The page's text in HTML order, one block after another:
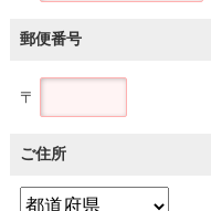
郵便番号
〒
ご住所